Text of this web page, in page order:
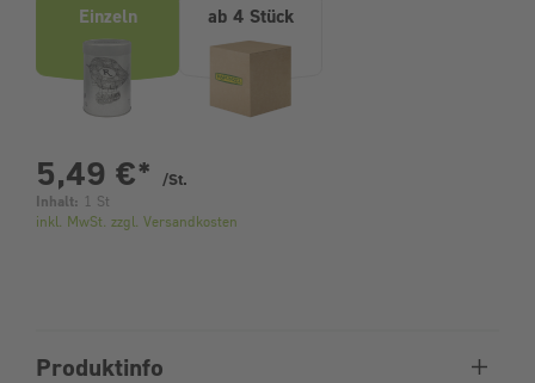
Einzeln ab 4 Stück
5,49 €* /St.
Inhalt: 1 St
inkl. MwSt. zzgl. Versandkosten
Produktinfo